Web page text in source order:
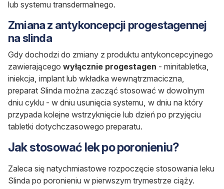
lub systemu transdermalnego.
Zmiana z antykoncepcji progestagennej
na slinda
Gdy dochodzi do zmiany z produktu antykoncepcyjnego
zawierającego wyłącznie progestagen - minitabletka,
iniekcja, implant lub wkładka wewnątrzmaciczna,
preparat Slinda można zacząć stosować w dowolnym
dniu cyklu - w dniu usunięcia systemu, w dniu na który
przypada kolejne wstrzyknięcie lub dzień po przyjęciu
tabletki dotychczasowego preparatu.
Jak stosować lek po poronieniu?
Zaleca się natychmiastowe rozpoczęcie stosowania leku
Slinda po poronieniu w pierwszym trymestrze ciąży.